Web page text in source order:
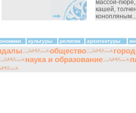
массой-
кашей,
конопляным...
культуры религии архитектуры
общество
наука и образование